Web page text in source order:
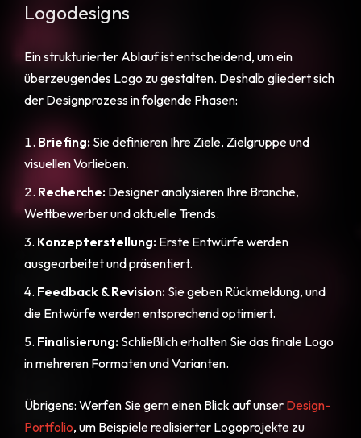
Logodesigns
Ein strukturierter Ablauf ist entscheidend, um ein
überzeugendes Logo zu gestalten. Deshalb gliedert sich
der Designprozess in folgende Phasen:
Briefing: Sie definieren Ihre Ziele, Zielgruppe und
visuellen Vorlieben.
Recherche: Designer analysieren Ihre Branche,
Wettbewerber und aktuelle Trends.
Konzepterstellung: Erste Entwürfe werden
ausgearbeitet und präsentiert.
Feedback & Revision: Sie geben Rückmeldung, und
die Entwürfe werden entsprechend optimiert.
Finalisierung: Schließlich erhalten Sie das finale Logo
in mehreren Formaten und Varianten.
Übrigens: Werfen Sie gern einen Blick auf unser Design-
Portfolio, um Beispiele realisierter Logoprojekte zu